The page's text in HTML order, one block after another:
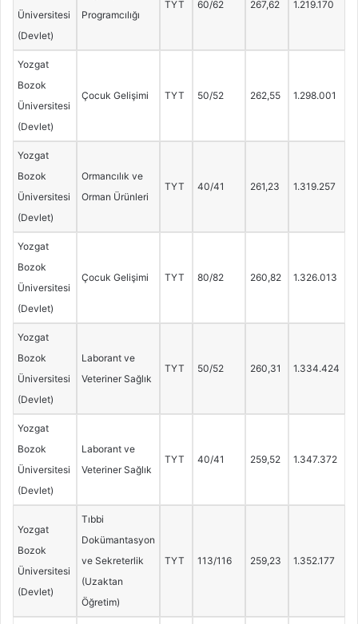
Üniversitesi
(Devlet)
Programcılığı
TYT 60/62 267,62 1.219.170
Yozgat
Bozok
Üniversitesi
(Devlet)
Çocuk Gelişimi TYT 50/52 262,55 1.298.001
Yozgat
Bozok
Üniversitesi
(Devlet)
Ormancılık ve
Orman Ürünleri
TYT 40/41 261,23 1.319.257
Yozgat
Bozok
Üniversitesi
(Devlet)
Çocuk Gelişimi TYT 80/82 260,82 1.326.013
Yozgat
Bozok
Üniversitesi
(Devlet)
Laborant ve
Veteriner Sağlık
TYT 50/52 260,31 1.334.424
Yozgat
Bozok
Üniversitesi
(Devlet)
Laborant ve
Veteriner Sağlık
TYT 40/41 259,52 1.347.372
Yozgat
Bozok
Üniversitesi
(Devlet)
Tıbbi
Dokümantasyon
ve Sekreterlik
(Uzaktan
Öğretim)
TYT 113/116 259,23 1.352.177